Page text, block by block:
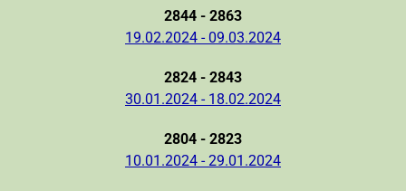
2844 - 2863
19.02.2024 - 09.03.2024
2824 - 2843
30.01.2024 - 18.02.2024
2804 - 2823
10.01.2024 - 29.01.2024